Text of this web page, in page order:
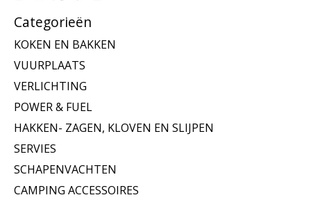
Categorieën
KOKEN EN BAKKEN
VUURPLAATS
VERLICHTING
POWER & FUEL
HAKKEN- ZAGEN, KLOVEN EN SLIJPEN
SERVIES
SCHAPENVACHTEN
CAMPING ACCESSOIRES